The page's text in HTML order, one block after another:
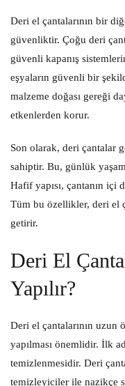
Deri el çantalarının bir
güvenliktir. Çoğu deri
güvenli kapanış
eşyaların güvenli bir
malzeme doğası gereği
etkenlerden korur.
Son olarak, deri çantalar
sahiptir. Bu, günlük
Hafif yapısı, çantanın içi
Tüm bu özellikler, deri el
getirir.
Deri El
Yapılır?
Deri el çantalarının
yapılması önemlidir. İlk
temizlenmesidir. Deri
temizleyiciler ile nazikçe